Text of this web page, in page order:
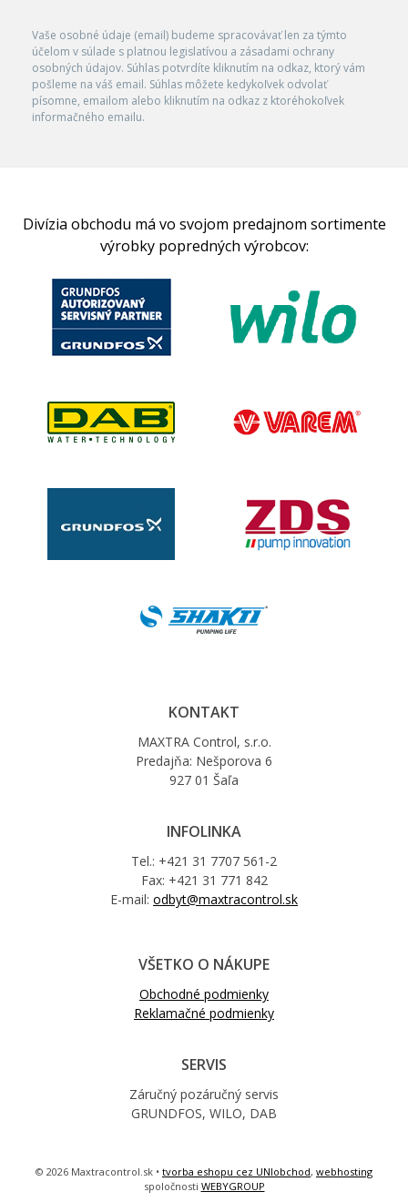
Vaše osobné údaje (email) budeme spracovávať len za týmto
účelom v súlade s platnou legislatívou a zásadami ochrany
osobných údajov. Súhlas potvrdíte kliknutím na odkaz, ktorý vám
pošleme na váš email. Súhlas môžete kedykoľvek odvolať
písomne, emailom alebo kliknutím na odkaz z ktoréhokoľvek
informačného emailu.
Divízia obchodu má vo svojom predajnom sortimente
výrobky popredných výrobcov:
KONTAKT
MAXTRA Control, s.r.o.
Predajňa: Nešporova 6
927 01 Šaľa
INFOLINKA
Tel.: +421 31 7707 561-2
Fax: +421 31 771 842
E-mail: odbyt@maxtracontrol.sk
VŠETKO O NÁKUPE
Obchodné podmienky
Reklamačné podmienky
SERVIS
Záručný pozáručný servis
GRUNDFOS, WILO, DAB
© 2026 Maxtracontrol.sk • tvorba eshopu cez UNIobchod, webhosting
spoločnosti WEBYGROUP